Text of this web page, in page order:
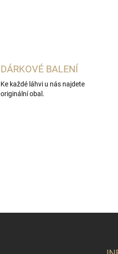
DÁRKOVÉ BALENÍ
Ke každé láhvi u nás najdete
originální obal.